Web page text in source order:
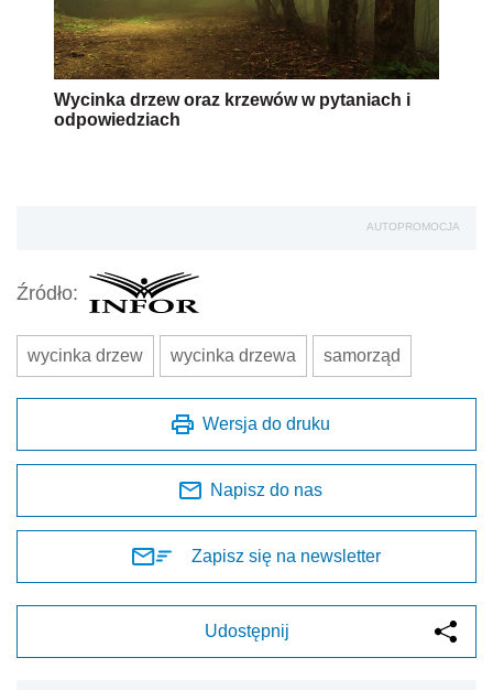
Wycinka drzew oraz krzewów w pytaniach i
odpowiedziach
AUTOPROMOCJA
Źródło:
wycinka drzew wycinka drzewa samorząd
Wersja do druku
Napisz do nas
Zapisz się na newsletter
Udostępnij